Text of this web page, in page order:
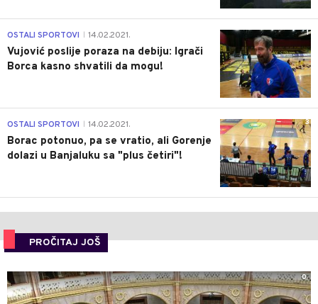
1
OSTALI SPORTOVI 14.02.2021.
Vujović poslije poraza na debiju: Igrači
Borca kasno shvatili da mogu!
3
OSTALI SPORTOVI 14.02.2021.
Borac potonuo, pa se vratio, ali Gorenje
dolazi u Banjaluku sa "plus četiri"!
PROČITAJ JOŠ
0